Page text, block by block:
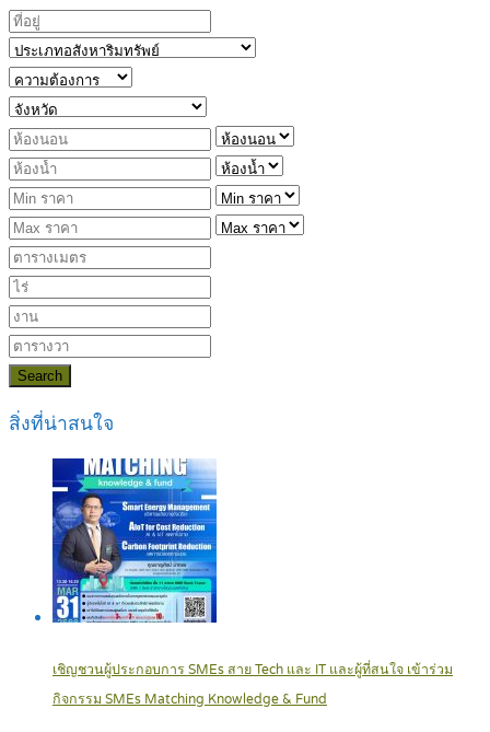
Search
สิ่งที่น่าสนใจ
เชิญชวนผู้ประกอบการ SMEs สาย Tech และ IT และผู้ที่สนใจ เข้าร่วม
กิจกรรม SMEs Matching Knowledge & Fund